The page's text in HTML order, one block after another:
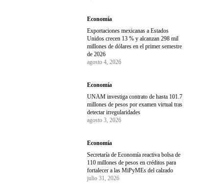
Economía
Exportaciones mexicanas a Estados
Unidos crecen 13 % y alcanzan 298 mil
millones de dólares en el primer semestre
de 2026
agosto 4, 2026
Economía
UNAM investiga contrato de hasta 101.7
millones de pesos por examen virtual tras
detectar irregularidades
agosto 3, 2026
Economía
Secretaría de Economía reactiva bolsa de
110 millones de pesos en créditos para
fortalecer a las MiPyMEs del calzado
julio 31, 2026